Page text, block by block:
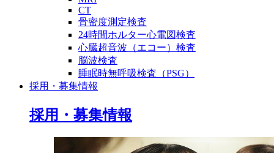
CT
骨密度測定検査
24時間ホルター心電図検査
心臓超音波（エコー）検査
脳波検査
睡眠時無呼吸検査（PSG）
採用・募集情報
採用・募集情報